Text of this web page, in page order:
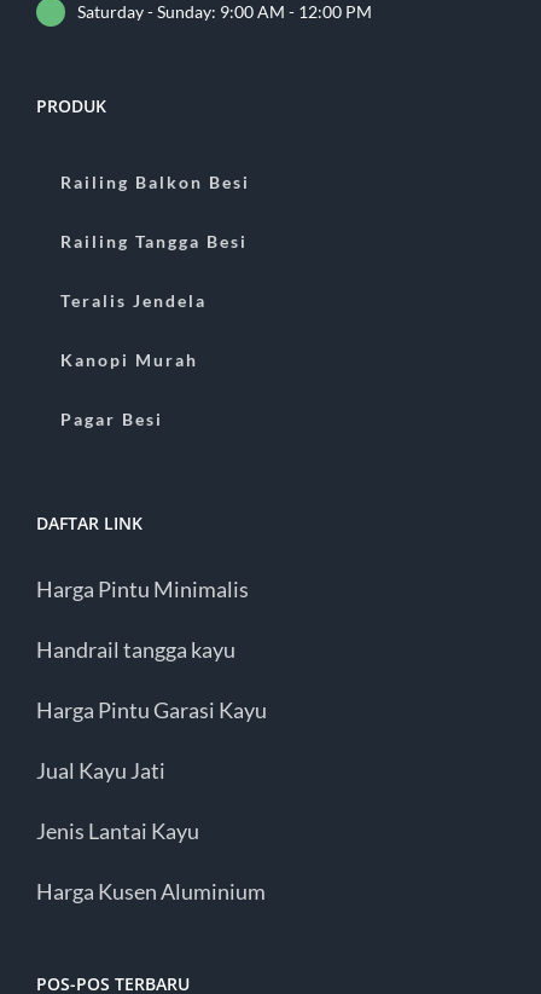
Saturday - Sunday: 9:00 AM - 12:00 PM
PRODUK
Railing Balkon Besi
Railing Tangga Besi
Teralis Jendela
Kanopi Murah
Pagar Besi
DAFTAR LINK
Harga Pintu Minimalis
Handrail tangga kayu
Harga Pintu Garasi Kayu
Jual Kayu Jati
Jenis Lantai Kayu
Harga Kusen Aluminium
POS-POS TERBARU